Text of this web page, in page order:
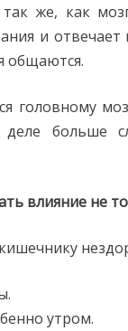
же, как
и
общаются.
головному
больше
влияние не
утром.